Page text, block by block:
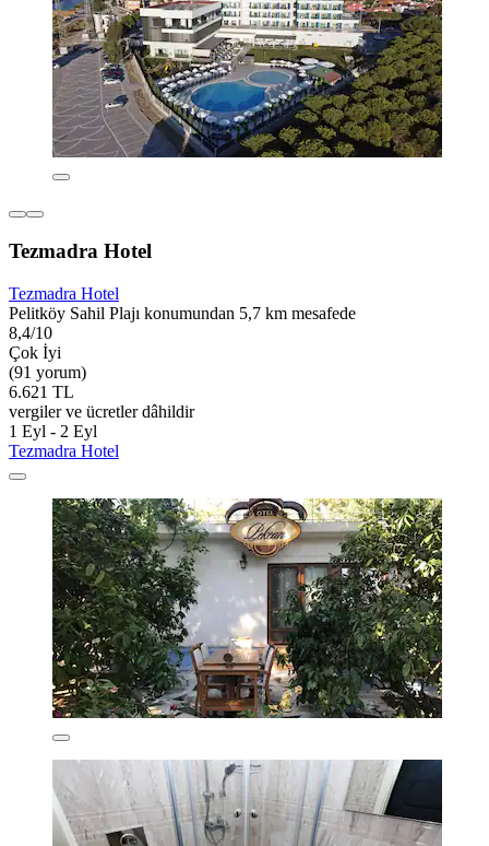
Tezmadra Hotel
Tezmadra Hotel
Pelitköy Sahil Plajı konumundan 5,7 km mesafede
8,4/10
Çok İyi
(91 yorum)
6.621 TL
vergiler ve ücretler dâhildir
1 Eyl - 2 Eyl
Tezmadra Hotel